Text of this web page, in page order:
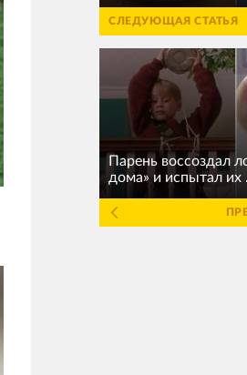
СЛЕДУЮЩАЯ СТАТЬЯ
Парень воссоздал
дома» и испытал их